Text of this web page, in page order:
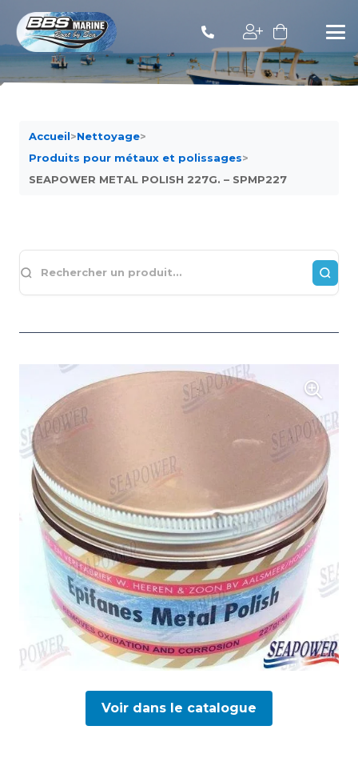
Accueil>Nettoyage>
Produits pour métaux et polissages>
SEAPOWER METAL POLISH 227G. – SPMP227
Voir dans le catalogue